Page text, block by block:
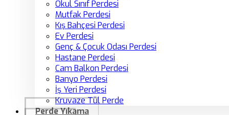
Okul Sınıf Perdesi
Mutfak Perdesi
Kış Bahçesi Perdesi
Ev Perdesi
Genç & Çocuk Odası Perdesi
Hastane Perdesi
Cam Balkon Perdesi
Banyo Perdesi
İş Yeri Perdesi
Kruvaze Tül Perde
Perde Yıkama